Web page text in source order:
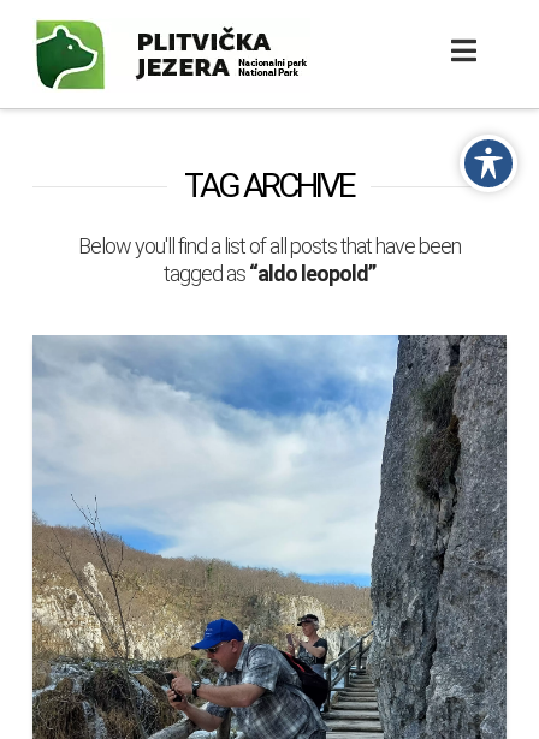
TAG ARCHIVE
Below you'll find a list of all posts that have been
tagged as“aldo leopold”